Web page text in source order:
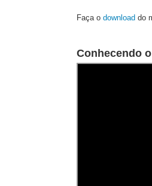
Faça o download do
Conhecendo